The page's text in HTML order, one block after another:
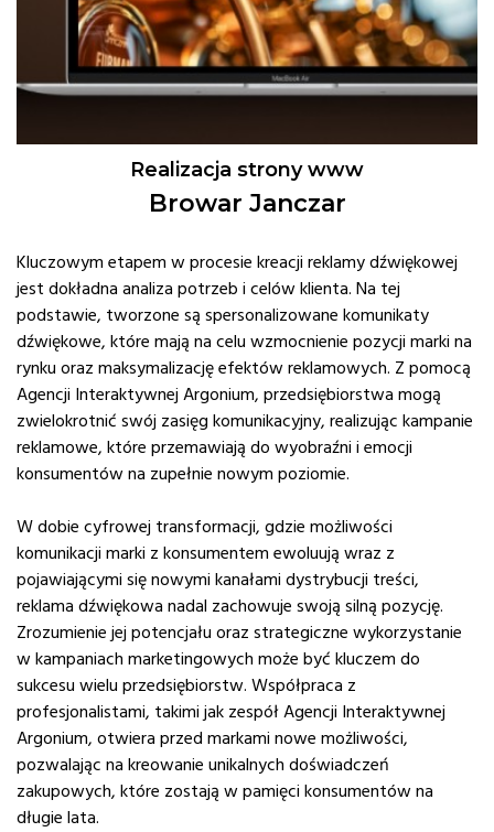
Realizacja strony www
Browar Janczar
Kluczowym etapem w procesie kreacji reklamy dźwiękowej
jest dokładna analiza potrzeb i celów klienta. Na tej
podstawie, tworzone są spersonalizowane komunikaty
dźwiękowe, które mają na celu wzmocnienie pozycji marki na
rynku oraz maksymalizację efektów reklamowych. Z pomocą
Agencji Interaktywnej Argonium, przedsiębiorstwa mogą
zwielokrotnić swój zasięg komunikacyjny, realizując kampanie
reklamowe, które przemawiają do wyobraźni i emocji
konsumentów na zupełnie nowym poziomie.
W dobie cyfrowej transformacji, gdzie możliwości
komunikacji marki z konsumentem ewoluują wraz z
pojawiającymi się nowymi kanałami dystrybucji treści,
reklama dźwiękowa nadal zachowuje swoją silną pozycję.
Zrozumienie jej potencjału oraz strategiczne wykorzystanie
w kampaniach marketingowych może być kluczem do
sukcesu wielu przedsiębiorstw. Współpraca z
profesjonalistami, takimi jak zespół Agencji Interaktywnej
Argonium, otwiera przed markami nowe możliwości,
pozwalając na kreowanie unikalnych doświadczeń
zakupowych, które zostają w pamięci konsumentów na
długie lata.